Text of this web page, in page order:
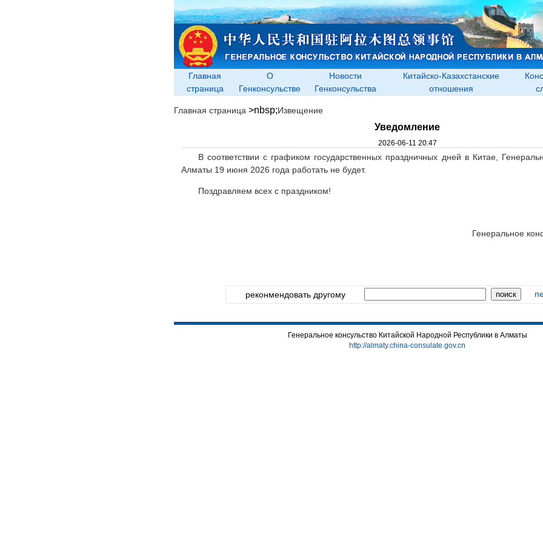
Главная
страница
О
Генконсульстве
Новости
Генконсульства
Китайско-Казахстанские
отношения
Главная страница >nbsp;Извещение
Уведомление
2026-06-11 20:47
В соответствии с графиком государственных праздничных дней в Китае,
Алматы 19 июня 2026 года работать не будет.
Поздравляем всех с праздником!
Генеральное
реконмендовать другому
Генеральное консульство Китайской Hapoдной Республики в Алматы
http://almaty.china-consulate.gov.cn